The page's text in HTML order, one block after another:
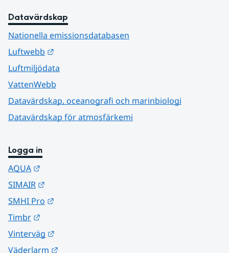
Datavärdskap
Nationella emissionsdatabasen
Luftwebb
Luftmiljödata
VattenWebb
Datavärdskap, oceanografi och marinbiologi
Datavärdskap för atmosfärkemi
Logga in
AQUA
SIMAIR
SMHI Pro
Timbr
Vinterväg
Väderlarm